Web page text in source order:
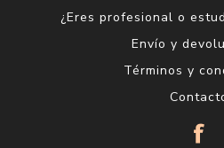
¿Eres profesional o
Envío y
Términos y